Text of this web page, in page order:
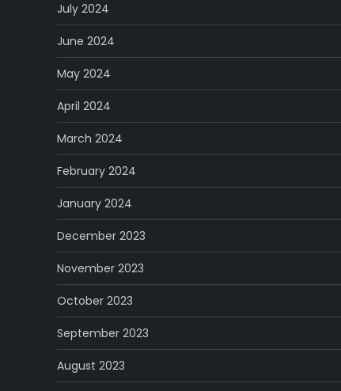
July 2024
June 2024
May 2024
April 2024
March 2024
February 2024
January 2024
December 2023
November 2023
October 2023
September 2023
August 2023